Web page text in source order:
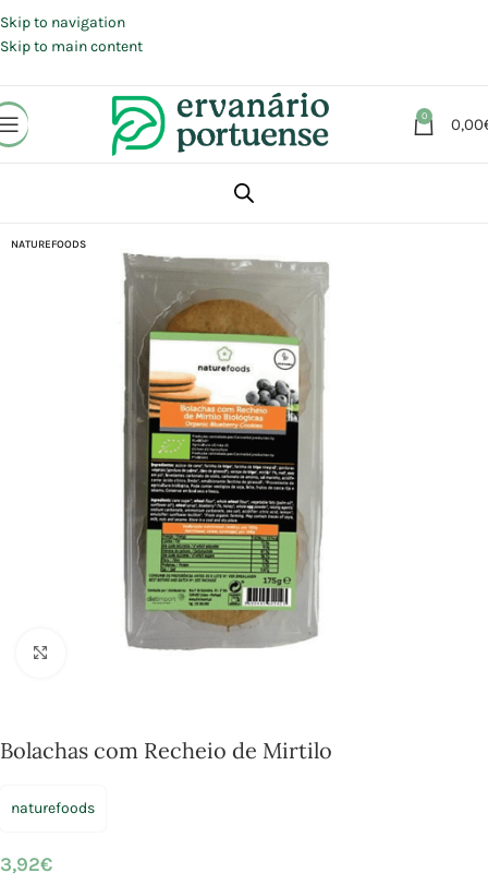
Skip to navigation
Skip to main content
0 0,00
Alimentação
NATUREFOODS
Click to enlarge
Bolachas com Recheio de Mirtilo
naturefoods
3,92€